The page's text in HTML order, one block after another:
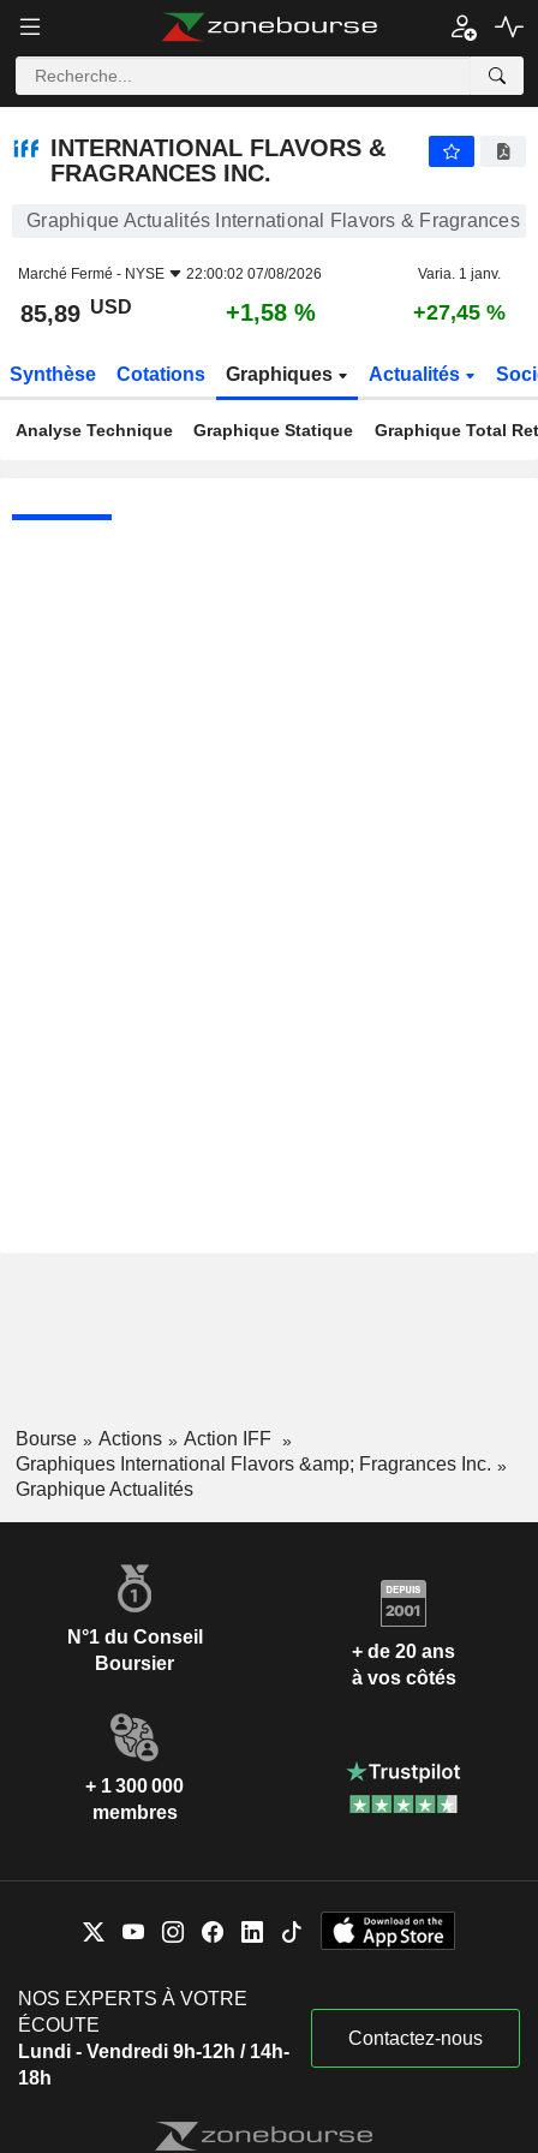
INTERNATIONAL FLAVORS &
FRAGRANCES INC.
Graphique Actualités International Flavors & Fragrances
Marché Fermé - NYSE 22:00:02 07/08/2026 Varia. 1 janv.
85,89 USD +1,58 % +27,45 %
Synthèse Cotations Graphiques Actualités
Analyse Technique Graphique Statique Graphique Total
Bourse Actions
Action IFF
Graphiques International Flavors &amp; Fragrances Inc.
Graphique Actualités
N°1 du Conseil
Boursier
+ de 20 ans
à vos côtés
+ 1 300 000
membres
NOS EXPERTS À VOTRE
ÉCOUTE
Lundi - Vendredi 9h-12h / 14h-
18h
Contactez-nous